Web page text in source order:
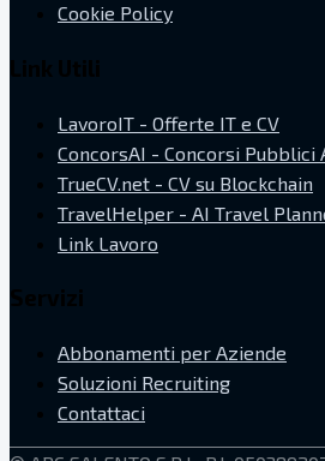
Cookie Policy
LavoroIT - Offerte IT e CV
ConcorsAI - Concorsi Pubblici
TrueCV.net - CV su Blockchain
TravelHelper - AI Travel
Link Lavoro
Abbonamenti per Aziende
Soluzioni Recruiting
Contattaci